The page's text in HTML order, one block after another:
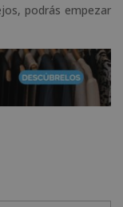
podrás empezar